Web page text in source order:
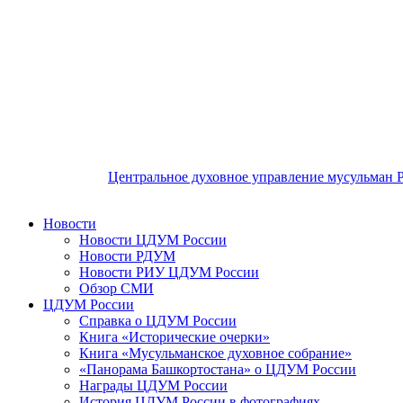
Центральное духовное управление мусульман
Новости
Новости ЦДУМ России
Новости РДУМ
Новости РИУ ЦДУМ России
Обзор СМИ
ЦДУМ России
Справка о ЦДУМ России
Книга «Исторические очерки»
Книга «Мусульманское духовное собрание»
«Панорама Башкортостана» о ЦДУМ России
Награды ЦДУМ России